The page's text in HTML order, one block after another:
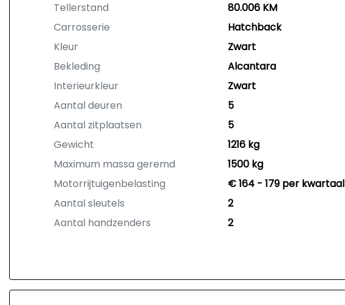
Tellerstand
80.006 KM
Carrosserie
Hatchback
Kleur
Zwart
Bekleding
Alcantara
Interieurkleur
Zwart
Aantal deuren
5
Aantal zitplaatsen
5
Gewicht
1216 kg
Maximum massa geremd
1500 kg
Motorrijtuigenbelasting
€ 164 - 179 per kwartaal
Aantal sleutels
2
Aantal handzenders
2